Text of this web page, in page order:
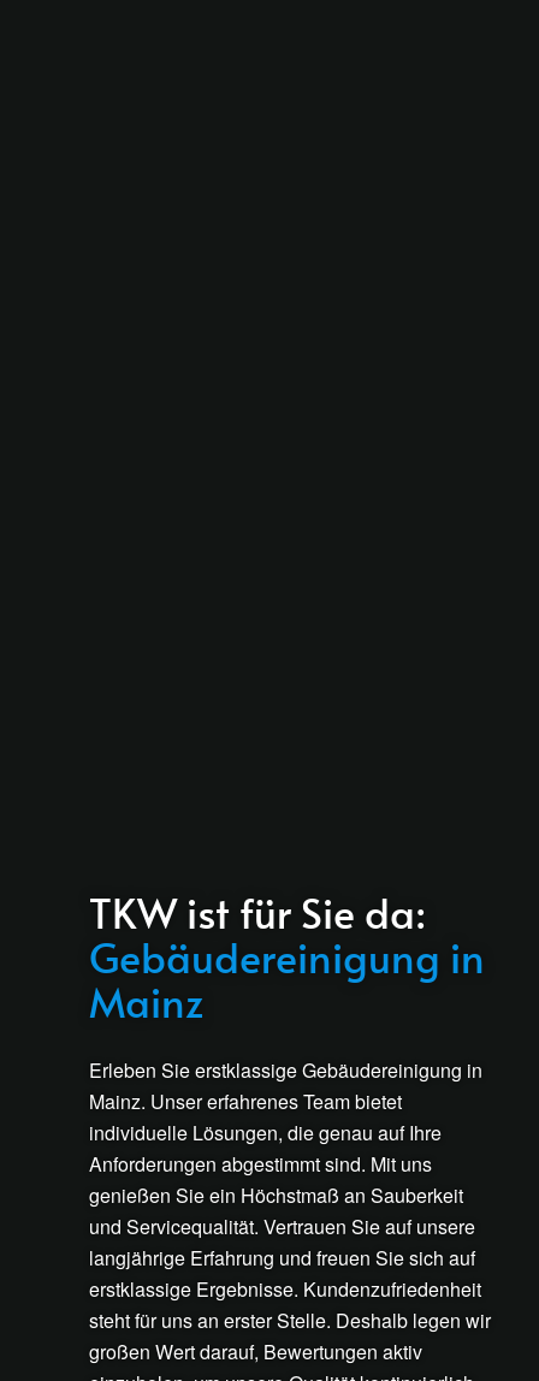
TKW ist für Sie da:
Gebäudereinigung in
Mainz
Erleben Sie erstklassige Gebäudereinigung in
Mainz. Unser erfahrenes Team bietet
individuelle Lösungen, die genau auf Ihre
Anforderungen abgestimmt sind. Mit uns
genießen Sie ein Höchstmaß an Sauberkeit
und Servicequalität. Vertrauen Sie auf unsere
langjährige Erfahrung und freuen Sie sich auf
erstklassige Ergebnisse. Kundenzufriedenheit
steht für uns an erster Stelle. Deshalb legen wir
großen Wert darauf, Bewertungen aktiv